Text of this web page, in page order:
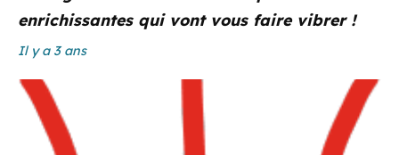
enrichissantes qui vont vous faire vibrer !
Il y a 3 ans